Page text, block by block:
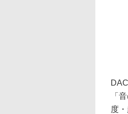
「
度